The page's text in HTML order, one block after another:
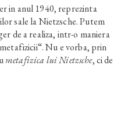
in anul 1940, reprezinta
sale la Nietzsche. Putem
de a realiza, intr-o maniera
Nu e vorba, prin
metafizica lui Nietzsche, ci de
din vasta „istorie a fiintei“.
extreme si se lasa cel mai